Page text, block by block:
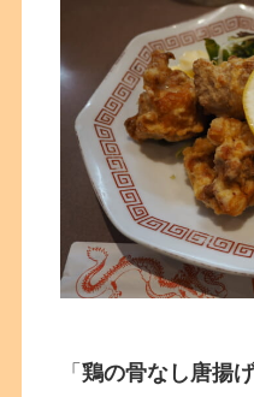
「鶏の骨なし唐揚げ